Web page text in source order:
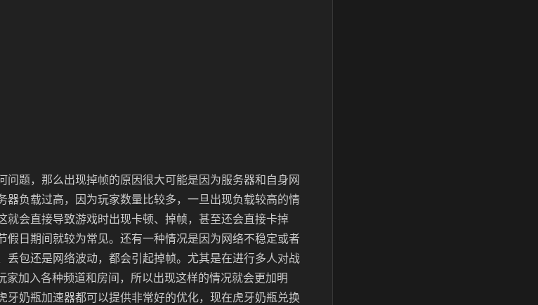
问题，那么出现掉帧的原因很大可能是因为服务器和自身网
器负载过高，因为玩家数量比较多，一旦出现负载较高的情
就会直接导致游戏时出现卡顿、掉帧，甚至还会直接卡掉
假日期间就较为常见。还有一种情况是因为网络不稳定或者
丢包还是网络波动，都会引起掉帧。尤其是在进行多人对战
加入各种频道和房间，所以出现这样的情况就会更加明
牙奶瓶加速器都可以提供非常好的优化，现在虎牙奶瓶兑换